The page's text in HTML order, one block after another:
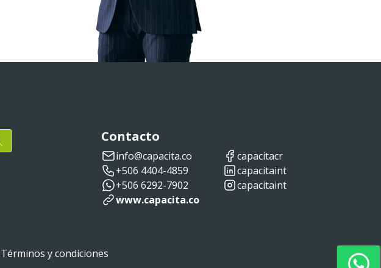
Contacto
info@capacita.co
+506 4404-4859
+506 6292-7902
www.capacita.co
capacitacr
capacitaint
capacitaint
Términos y condiciones